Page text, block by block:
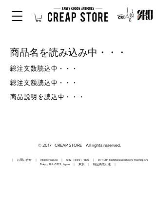
商品名を読み込み中・・・
総注文数読込中・・・
総注文額読込中・・・
商品説明を読込中・・・
© 2017 CREAP STORE All rights reserved.
｜ お問い合せ ｜ info@creap.co｜ 042（659）1870 ｜ 81-11 2F, Nishiterakatamachi, Hachioji-shi,
Tokyo, 192-0153, Japan ｜ 東京 ｜ 特定商取引法｜